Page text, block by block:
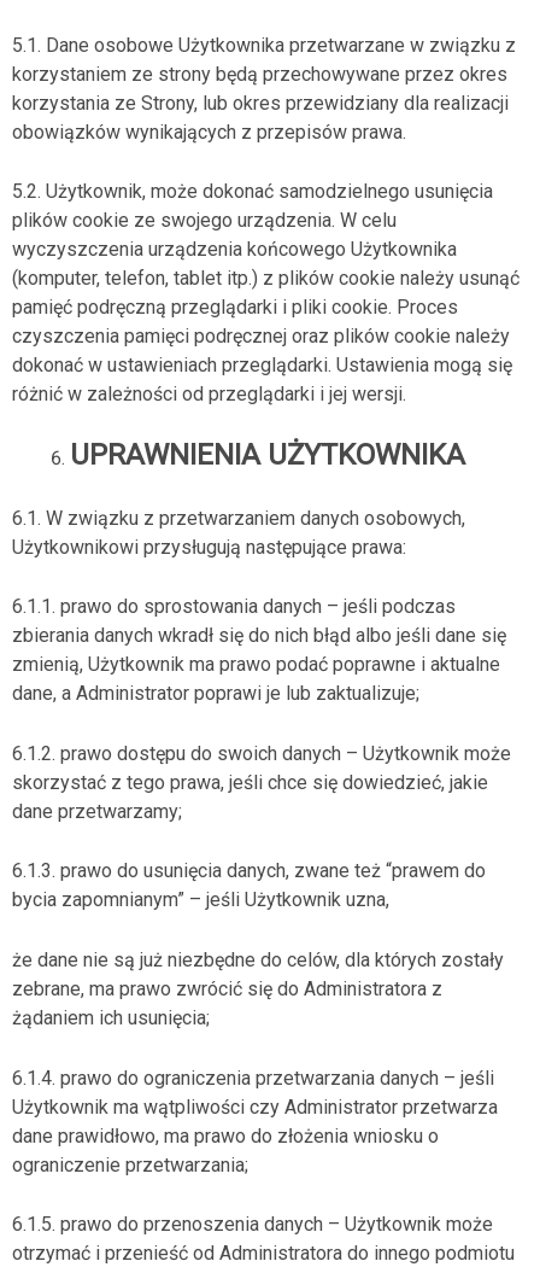
5.1. Dane osobowe Użytkownika przetwarzane w związku z
korzystaniem ze strony będą przechowywane przez okres
korzystania ze Strony, lub okres przewidziany dla realizacji
obowiązków wynikających z przepisów prawa.
5.2. Użytkownik, może dokonać samodzielnego usunięcia
plików cookie ze swojego urządzenia. W celu
wyczyszczenia urządzenia końcowego Użytkownika
(komputer, telefon, tablet itp.) z plików cookie należy usunąć
pamięć podręczną przeglądarki i pliki cookie. Proces
czyszczenia pamięci podręcznej oraz plików cookie należy
dokonać w ustawieniach przeglądarki. Ustawienia mogą się
różnić w zależności od przeglądarki i jej wersji.
UPRAWNIENIA UŻYTKOWNIKA
6.1. W związku z przetwarzaniem danych osobowych,
Użytkownikowi przysługują następujące prawa:
6.1.1. prawo do sprostowania danych – jeśli podczas
zbierania danych wkradł się do nich błąd albo jeśli dane się
zmienią, Użytkownik ma prawo podać poprawne i aktualne
dane, a Administrator poprawi je lub zaktualizuje;
6.1.2. prawo dostępu do swoich danych – Użytkownik może
skorzystać z tego prawa, jeśli chce się dowiedzieć, jakie
dane przetwarzamy;
6.1.3. prawo do usunięcia danych, zwane też “prawem do
bycia zapomnianym” – jeśli Użytkownik uzna,
że dane nie są już niezbędne do celów, dla których zostały
zebrane, ma prawo zwrócić się do Administratora z
żądaniem ich usunięcia;
6.1.4. prawo do ograniczenia przetwarzania danych – jeśli
Użytkownik ma wątpliwości czy Administrator przetwarza
dane prawidłowo, ma prawo do złożenia wniosku o
ograniczenie przetwarzania;
6.1.5. prawo do przenoszenia danych – Użytkownik może
otrzymać i przenieść od Administratora do innego podmiotu